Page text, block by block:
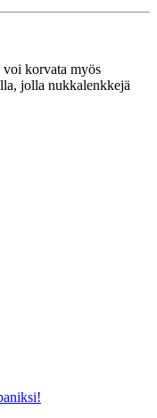
voi korvata myös
jolla nukkalenkkejä